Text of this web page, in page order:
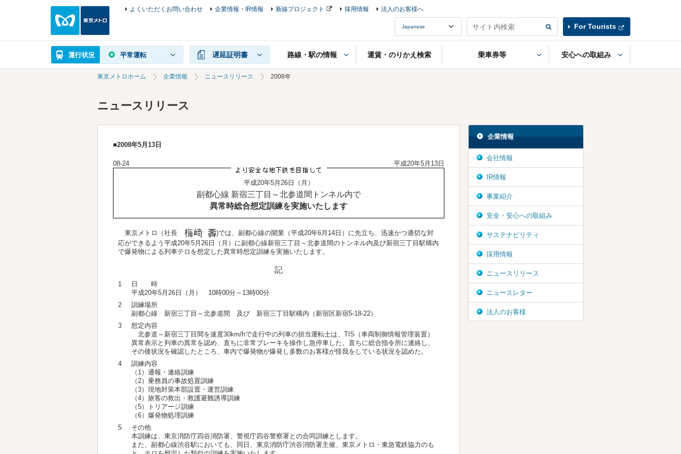
運行状況 平常運転 遅延証明書 路線・駅の情報 運賃・のりかえ検索 乗車券等 安心への取組み
よくいただくお問い合わせ 企業情報・IR情報 新線プロジェクト 採用情報 法人のお客様へ
For Tourists
東京メトロホーム 企業情報 ニュースリリース 2008年
ニュースリリース
■2008年5月13日
08-24 平成20年5月13日
平成20年5月26日（月）
副都心線 新宿三丁目～北参道間トンネル内で
異常時総合想定訓練を実施いたします
東京メトロ（社長
)では、副都心線の開業（平成20年6月14日）に先立ち、迅速かつ適切な対
応ができるよう平成20年5月26日（月）に副都心線新宿三丁目～北参道間のトンネル内及び新宿三丁目駅構内
で爆発物による列車テロを想定した異常時想定訓練を実施いたします。
記
1
日 時
平成20年5月26日（月） 10時00分～13時00分
2
訓練場所
副都心線 新宿三丁目～北参道間 及び 新宿三丁目駅構内（新宿区新宿5-18-22）
3
想定内容
北参道～新宿三丁目間を速度30km/hで走行中の列車の担当運転士は、TIS（車両制御情報管理装置）
異常表示と列車の異常を認め、直ちに非常ブレーキを操作し急停車した。直ちに総合指令所に連絡し、
その後状況を確認したところ、車内で爆発物が爆発し多数のお客様が怪我をしている状況を認めた。
4
訓練内容
（1）通報・連絡訓練
（2）乗務員の事故処置訓練
（3）現地対策本部設置・運営訓練
（4）旅客の救出・救護避難誘導訓練
（5）トリアージ訓練
（6）爆発物処理訓練
5
その他
本訓練は、東京消防庁四谷消防署、警視庁四谷警察署との合同訓練とします。
また、副都心線渋谷駅においても、同日、東京消防庁渋谷消防署主催、東京メトロ・東急電鉄協力のも
企業情報
会社情報
IR情報
事業紹介
安全・安心への取組み
サステナビリティ
採用情報
ニュースリリース
ニュースレター
法人のお客様